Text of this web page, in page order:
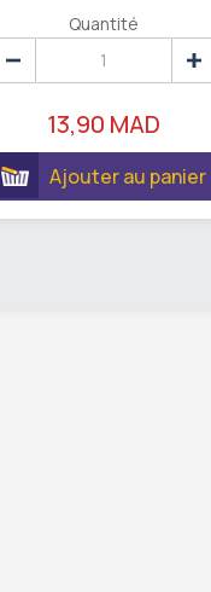
Quantité
13,90 MAD
Ajouter au panier